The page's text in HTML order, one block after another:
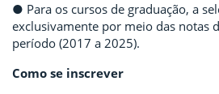
● Para os cursos de graduação, a
exclusivamente por meio das notas
período (2017 a 2025).
Como se inscrever